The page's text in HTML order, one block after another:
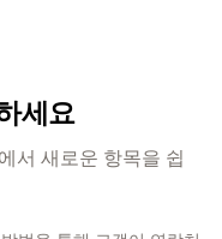
세요
서 새로운 항목을 쉽